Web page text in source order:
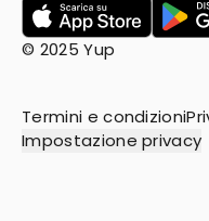
© 2025 Yup
Termini e condizioni
Impostazione privacy